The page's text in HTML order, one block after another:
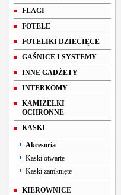
FLAGI
FOTELE
FOTELIKI DZIECIĘCE
GAŚNICE I SYSTEMY
INNE GADŻETY
INTERKOMY
KAMIZELKI
OCHRONNE
KASKI
Akcesoria
Kaski otwarte
Kaski zamknięte
KIEROWNICE